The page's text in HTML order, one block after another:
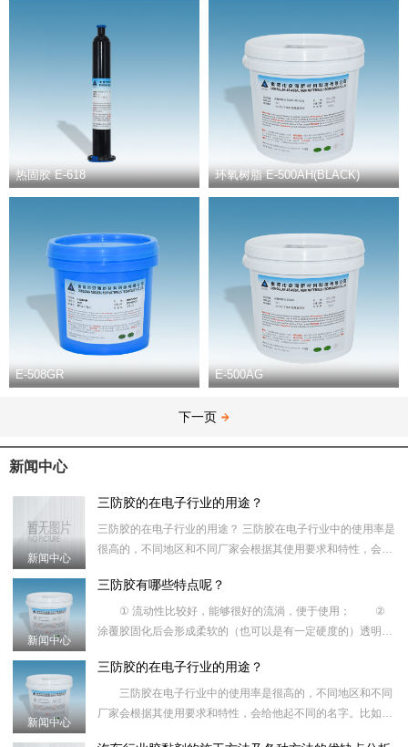
热固胶 E-618 环氧树脂 E-500AH(BLACK)
E-508GR E-500AG
下一页
新闻中心
新闻中心
三防胶的在电子行业的用途？
三防胶的在电子行业的用途？ 三防胶在电子行业中的使用率是
很高的，不同地区和不同厂家会根据其使用要求和特性，会给
新闻中心
三防胶有哪些特点呢？
① 流动性比较好，能够很好的流淌，便于使用； ②
涂覆胶固化后会形成柔软的（也可以是有一定硬度的）透明的
③优越的耐
新闻中心
三防胶的在电子行业的用途？
三防胶在电子行业中的使用率是很高的，不同地区和不同
厂家会根据其使用要求和特性，会给他起不同的名字。比如：